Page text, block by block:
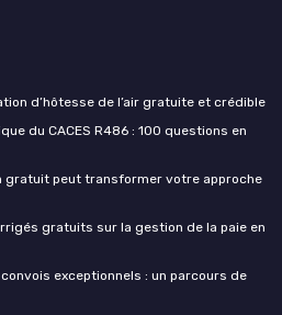
d’hôtesse de l’air gratuite et crédible
du CACES R486 : 100 questions en
gratuit peut transformer votre approche
gratuits sur la gestion de la paie en
exceptionnels : un parcours de